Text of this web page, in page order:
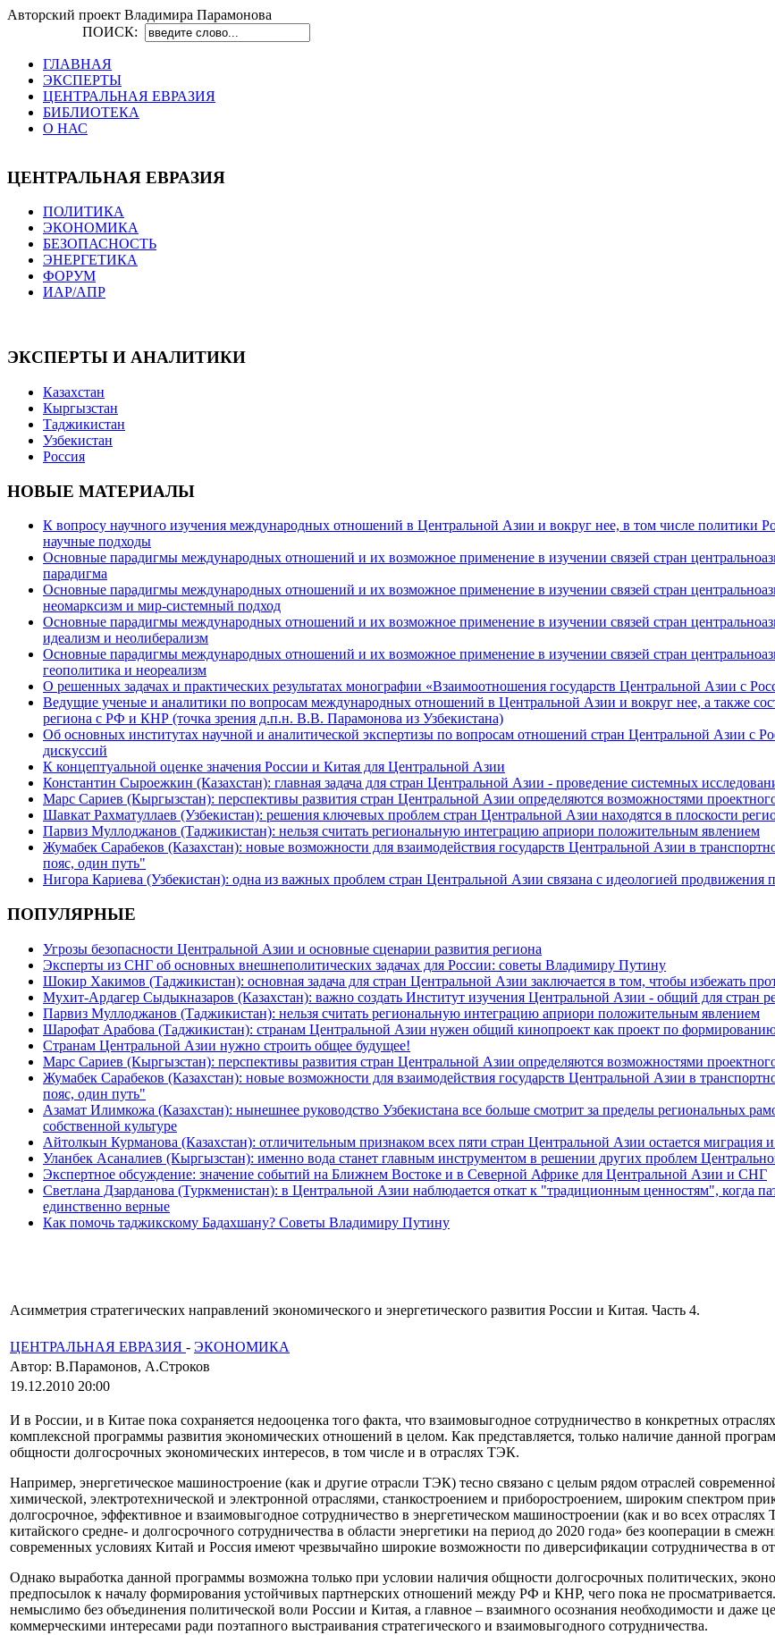
Авторский проект Владимира Парамонова
ПОИСК:
ГЛАВНАЯ
ЭКСПЕРТЫ
ЦЕНТРАЛЬНАЯ ЕВРАЗИЯ
БИБЛИОТЕКА
О НАС
ЦЕНТРАЛЬНАЯ ЕВРАЗИЯ
ПОЛИТИКА
ЭКОНОМИКА
БЕЗОПАСНОСТЬ
ЭНЕРГЕТИКА
ФОРУМ
ИАР/АПР
ЭКСПЕРТЫ И АНАЛИТИКИ
Казахстан
Кыргызстан
Таджикистан
Узбекистан
Россия
НОВЫЕ МАТЕРИАЛЫ
К вопросу научного изучения международных отношений в Центральной Азии и вокруг нее, в том числе политики
научные подходы
Основные парадигмы международных отношений и их возможное применение в изучении связей стран
парадигма
Основные парадигмы международных отношений и их возможное применение в изучении связей стран
неомарксизм и мир-системный подход
Основные парадигмы международных отношений и их возможное применение в изучении связей стран
идеализм и неолиберализм
Основные парадигмы международных отношений и их возможное применение в изучении связей стран
геополитика и неореализм
О решенных задачах и практических результатах монографии «Взаимоотношения государств Центральной Азии с
Ведущие ученые и аналитики по вопросам международных отношений в Центральной Азии и вокруг нее, а также
региона с РФ и КНР (точка зрения д.п.н. В.В. Парамонова из Узбекистана)
Об основных институтах научной и аналитической экспертизы по вопросам отношений стран Центральной Азии с
дискуссий
К концептуальной оценке значения России и Китая для Центральной Азии
Константин Сыроежкин (Казахстан): главная задача для стран Центральной Азии - проведение системных
Марс Сариев (Кыргызстан): перспективы развития стран Центральной Азии определяются возможностями
Шавкат Рахматуллаев (Узбекистан): решения ключевых проблем стран Центральной Азии находятся в плоскости
Парвиз Муллоджанов (Таджикистан): нельзя считать региональную интеграцию априори положительным явлением
Жумабек Сарабеков (Казахстан): новые возможности для взаимодействия государств Центральной Азии в
пояс, один путь"
Нигора Кариева (Узбекистан): одна из важных проблем стран Центральной Азии связана с идеологией
ПОПУЛЯРНЫЕ
Угрозы безопасности Центральной Азии и основные сценарии развития региона
Эксперты из СНГ об основных внешнеполитических задачах для России: советы Владимиру Путину
Шокир Хакимов (Таджикистан): основная задача для стран Центральной Азии заключается в том, чтобы избежать
Мухит-Ардагер Сыдыкназаров (Казахстан): важно создать Институт изучения Центральной Азии - общий для стран
Парвиз Муллоджанов (Таджикистан): нельзя считать региональную интеграцию априори положительным явлением
Шарофат Арабова (Таджикистан): странам Центральной Азии нужен общий кинопроект как проект по
Странам Центральной Азии нужно строить общее будущее!
Марс Сариев (Кыргызстан): перспективы развития стран Центральной Азии определяются возможностями
Жумабек Сарабеков (Казахстан): новые возможности для взаимодействия государств Центральной Азии в
пояс, один путь"
Азамат Илимкожа (Казахстан): нынешнее руководство Узбекистана все больше смотрит за пределы региональных
собственной культуре
Айтолкын Курманова (Казахстан): отличительным признаком всех пяти стран Центральной Азии остается миграция
Уланбек Асаналиев (Кыргызстан): именно вода станет главным инструментом в решении других проблем
Экспертное обсуждение: значение событий на Ближнем Востоке и в Северной Африке для Центральной Азии и СНГ
Светлана Дзарданова (Туркменистан): в Центральной Азии наблюдается откат к "традиционным ценностям", когда
единственно верные
Как помочь таджикскому Бадахшану? Советы Владимиру Путину
Асимметрия стратегических направлений экономического и энергетического развития России и Китая. Часть 4.
ЦЕНТРАЛЬНАЯ ЕВРАЗИЯ - ЭКОНОМИКА
Автор: В.Парамонов, А.Строков
19.12.2010 20:00
И в России, и в Китае пока сохраняется недооценка того факта, что взаимовыгодное сотрудничество в конкретных
комплексной программы развития экономических отношений в целом. Как представляется, только наличие данной
общности долгосрочных экономических интересов, в том числе и в отраслях ТЭК.
Например, энергетическое машиностроение (как и другие отрасли ТЭК) тесно связано с целым рядом отраслей
химической, электротехнической и электронной отраслями, станкостроением и приборостроением, широким спектром
долгосрочное, эффективное и взаимовыгодное сотрудничество в энергетическом машиностроении (как и во всех
китайского средне- и долгосрочного сотрудничества в области энергетики на период до 2020 года» без кооперации в
современных условиях Китай и Россия имеют чрезвычайно широкие возможности по диверсификации сотрудничества в
Однако выработка данной программы возможна только при условии наличия общности долгосрочных политических,
предпосылок к началу формирования устойчивых партнерских отношений между РФ и КНР, чего пока не
немыслимо без объединения политической воли России и Китая, а главное – взаимного осознания необходимости и даже
коммерческими интересами ради поэтапного выстраивания стратегического и взаимовыгодного сотрудничества.